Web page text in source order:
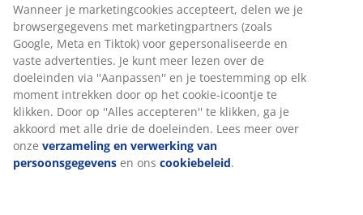
Wanneer je marketingcookies accepteert, delen we je
browsergegevens met marketingpartners (zoals
Google, Meta en Tiktok) voor gepersonaliseerde en
vaste advertenties. Je kunt meer lezen over de
doeleinden via ''Aanpassen'' en je toestemming op elk
moment intrekken door op het cookie-icoontje te
klikken. Door op ''Alles accepteren'' te klikken, ga je
akkoord met alle drie de doeleinden. Lees meer over
onze verzameling en verwerking van
persoonsgegevens en ons cookiebeleid.